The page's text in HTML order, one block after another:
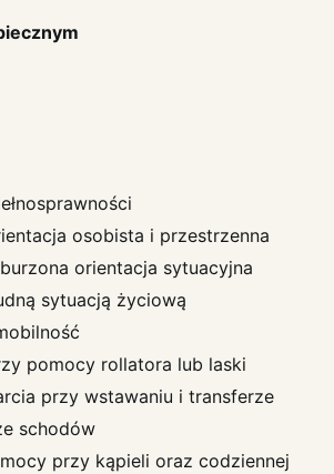
osobista i przestrzenna
orientacja sytuacyjna
sytuacją życiową
pomocy rollatora lub laski
przy wstawaniu i transferze
schodów
przy kąpieli oraz codziennej